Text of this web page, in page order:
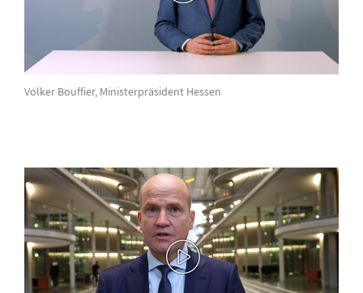
Volker Bouffier, Ministerpräsident Hessen